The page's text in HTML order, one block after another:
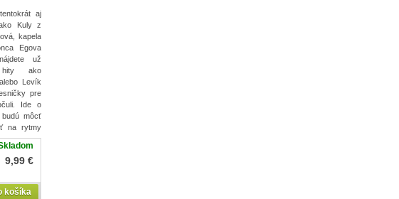
aj
Kuly z
kapela
Egova
už
hity ako
Levík
pre
Ide o
môcť
na rytmy
hip-hopu,
pesničiek
9,99 €
košíka